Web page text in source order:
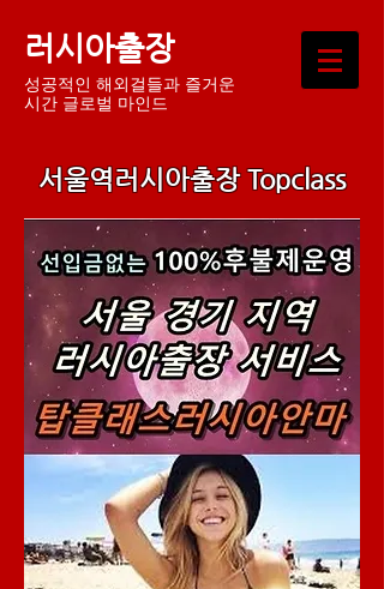
러시아출장
성공적인 해외걸들과 즐거운
시간 글로벌 마인드
서울역러시아출장 Topclass